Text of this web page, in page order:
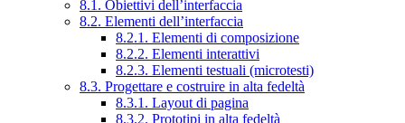
8.1. Obiettivi dell’interfaccia
8.2. Elementi dell’interfaccia
8.2.1. Elementi di composizione
8.2.2. Elementi interattivi
8.2.3. Elementi testuali (microtesti)
8.3. Progettare e costruire in alta fedeltà
8.3.1. Layout di pagina
8.3.2. Prototipi in alta fedeltà